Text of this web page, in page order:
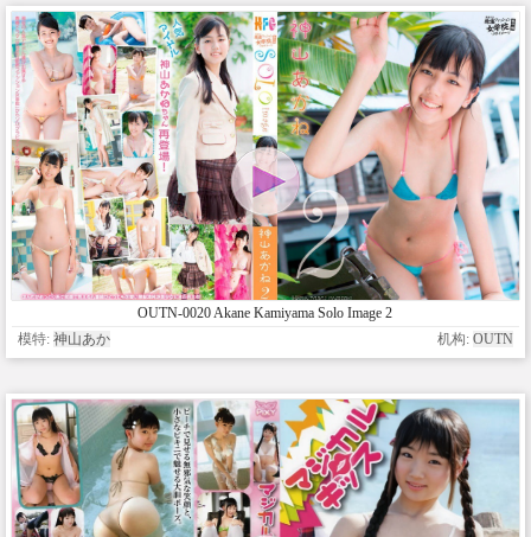
OUTN-0020 Akane Kamiyama Solo Image 2
模特: 神山あか 机构: OUTN